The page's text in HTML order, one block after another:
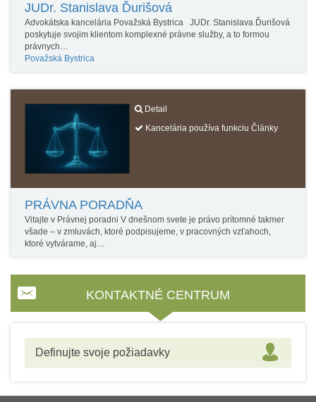
JUDr. Stanislava Ďurišová
Advokátska kancelária Považská Bystrica JUDr. Stanislava Ďurišová
poskytuje svojim klientom komplexné právne služby, a to formou
právnych…
Považská Bystrica
Detail
Kancelária používa funkciu Články
PRÁVNA PORADŇA
Vitajte v Právnej poradni V dnešnom svete je právo prítomné takmer
všade – v zmluvách, ktoré podpisujeme, v pracovných vzťahoch,
ktoré vytvárame, aj…
KONTAKTNÉ CENTRUM
Definujte svoje požiadavky